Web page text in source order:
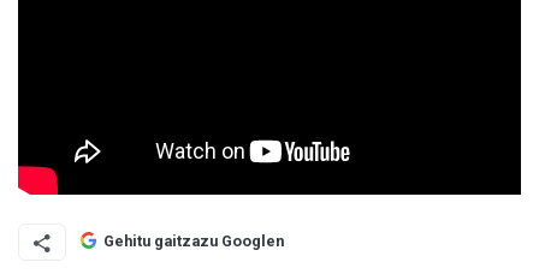
Gehitu gaitzazu Googlen